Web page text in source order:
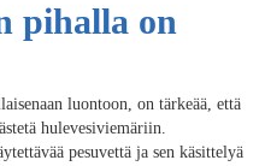
pihalla on
luontoon, on tärkeää, että
hulevesiviemäriin.
pesuvettä ja sen käsittelyä